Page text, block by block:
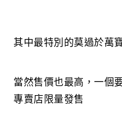
其中最特別的莫過於萬
當然售價也最高，一個
專賣店限量發售